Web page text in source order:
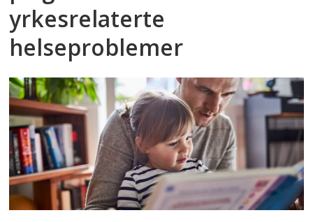
yrkesrelaterte
helseproblemer